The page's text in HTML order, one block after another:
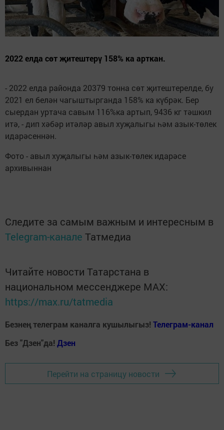
2022 елда сөт җитештерү 158% ка арткан.
- 2022 елда районда 20379 тонна сөт җитештерелде, бу
2021 ел белән чагыштырганда 158% ка күбрәк. Бер
сыердан уртача савым 116%ка артып, 9436 кг тәшкил
итә, - дип хәбәр итәләр авыл хуҗалыгы һәм азык-төлек
идарәсеннән.
Фото - авыл хуҗалыгы һәм азык-төлек идарәсе
архивыннан
Следите за самым важным и интересным в
Telegram-канале Татмедиа
Читайте новости Татарстана в
национальном мессенджере MАХ:
https://max.ru/tatmedia
Безнең телеграм каналга кушылыгыз! Телеграм-канал
Без "Дзен"да! Дзен
Перейти на страницу новости